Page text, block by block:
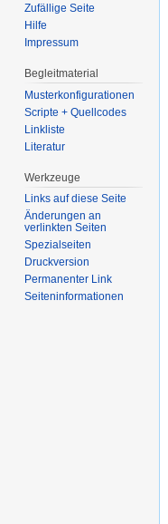
Zufällige Seite
Hilfe
Impressum
Begleitmaterial
Musterkonfigurationen
Scripte + Quellcodes
Linkliste
Literatur
Werkzeuge
Links auf diese Seite
Änderungen an
verlinkten Seiten
Spezialseiten
Druckversion
Permanenter Link
Seiten­informationen